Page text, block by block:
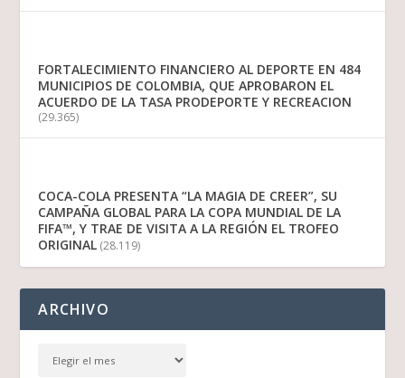
FORTALECIMIENTO FINANCIERO AL DEPORTE EN 484
MUNICIPIOS DE COLOMBIA, QUE APROBARON EL
ACUERDO DE LA TASA PRODEPORTE Y RECREACION
(29.365)
COCA-COLA PRESENTA “LA MAGIA DE CREER”, SU
CAMPAÑA GLOBAL PARA LA COPA MUNDIAL DE LA
FIFA™, Y TRAE DE VISITA A LA REGIÓN EL TROFEO
ORIGINAL (28.119)
ARCHIVO